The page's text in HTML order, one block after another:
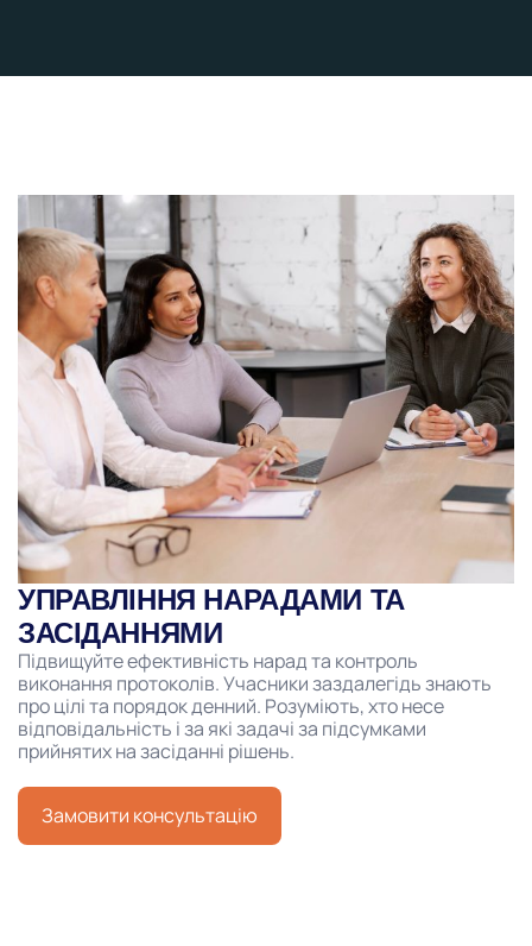
УПРАВЛІННЯ НАРАДАМИ ТА
ЗАСІДАННЯМИ
Підвищуйте ефективність нарад та контроль
виконання протоколів. Учасники заздалегідь знають
про цілі та порядок денний. Розуміють, хто несе
відповідальність і за які задачі за підсумками
прийнятих на засіданні рішень.
Замовити консультацію